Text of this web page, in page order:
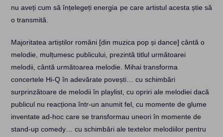
nu aveți cum să înțelegeți energia pe care artistul acesta știe să
o transmită.
Majoritatea artiștilor români [din muzica pop și dance] cântă o
melodie, mulțumesc publicului, prezintă titlul următoarei
melodii, cântă următoarea melodie. Mihai transforma
concertele Hi-Q în adevărate povești… cu schimbări
surprinzătoare de melodii în playlist, cu opriri ale melodiei dacă
publicul nu reacționa într-un anumit fel, cu momente de glume
inventate ad-hoc care se transformau uneori în momente de
stand-up comedy… cu schimbări ale textelor melodiilor pentru